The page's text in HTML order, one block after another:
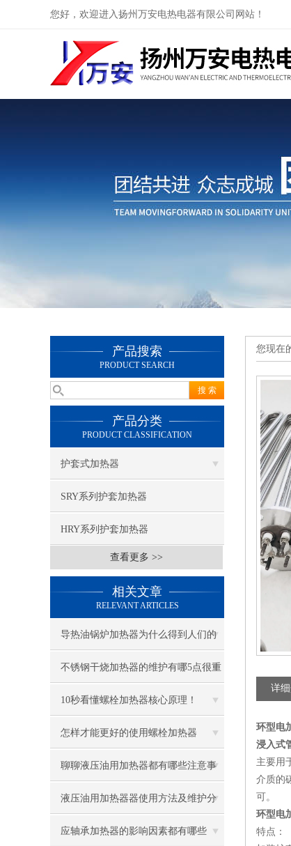
您好，欢迎进入扬州万安电热电器有限公司网站！
产品搜索
PRODUCT SEARCH
产品分类
PRODUCT CLASSIFICATION
护套式加热器
SRY系列护套加热器
HRY系列护套加热器
查看更多 >>
相关文章
RELEVANT ARTICLES
导热油锅炉加热器为什么得到人们的
青睐
不锈钢干烧加热器的维护有哪5点很重
要
10秒看懂螺栓加热器核心原理！
怎样才能更好的使用螺栓加热器
聊聊液压油用加热器都有哪些注意事
项
液压油用加热器器使用方法及维护分
享给大家
应轴承加热器的影响因素都有哪些
您现在
详
环型电
浸入式
主要用
介质的
可。
环型电
特点：